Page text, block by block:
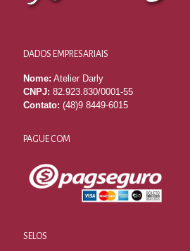
DADOS EMPRESARIAIS
Nome: Atelier Darly
CNPJ: 82.923.830/0001-55
Contato: (48)9 8449-6015
PAGUE COM
SELOS